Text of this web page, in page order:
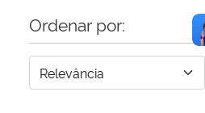
Ordenar por: